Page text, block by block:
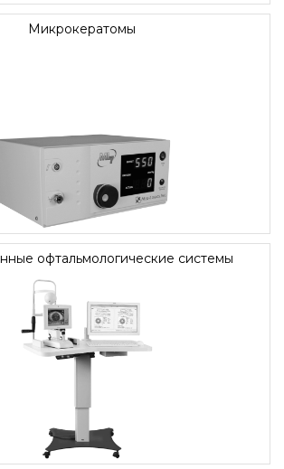
Микрокератомы
офтальмологические системы